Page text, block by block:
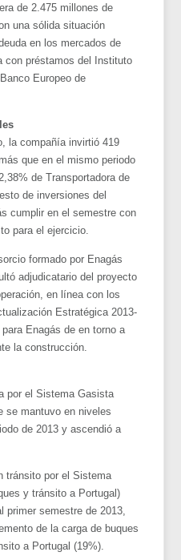
de 2.475 millones de
una sólida situación
en los mercados de
con préstamos del Instituto
Europeo de
la compañía invirtió 419
que en el mismo periodo
de Transportadora de
de inversiones del
cumplir en el semestre con
para el ejercicio.
formado por Enagás
adjudicatario del proyecto
en línea con los
Estratégica 2013-
Enagás de en torno a
la construcción.
por el Sistema Gasista
se mantuvo en niveles
de 2013 y ascendió a
tránsito por el Sistema
y tránsito a Portugal)
primer semestre de 2013,
de la carga de buques
a Portugal (19%).